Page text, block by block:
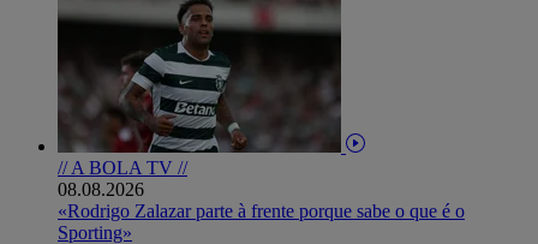
// A BOLA TV //
08.08.2026
«Rodrigo Zalazar parte à frente porque sabe o que é o
Sporting»